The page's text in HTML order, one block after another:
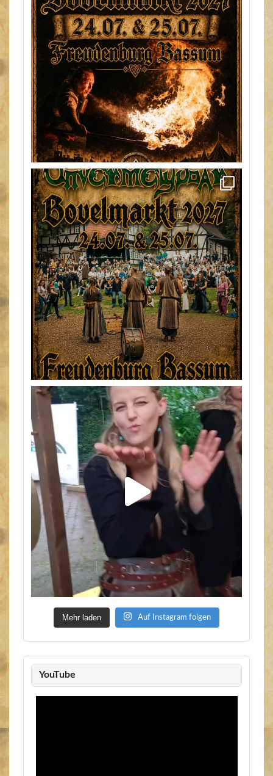
Mehr laden Auf Instagram folgen
YouTube